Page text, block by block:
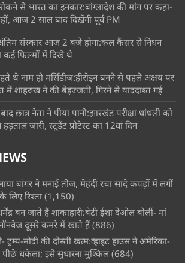
से भारत का इनकार:बांग्लादेश की मांग पर कहा-
आज 2 साल बाद दिखेंगी पूर्व PM
अंतिम संस्कार आज 2 बजे होगा:कल कैंसर से निधन
फिल्मों में दिखे थे
थे नाम हो मर्सिडीज:हीरोइन बनने से पहले अक्षय पर
में शाहरुख ने की बेइज्जती, गिरने से याददाश्त गई
छात्र नेता ने पीया पानी:झारखंड परीक्षा धांधली को
जारी, स्टूडेंट प्रोटेस्ट का 12वां दिन
बांगर ने मनाई तीज, मेहंदी रचा सादे कपड़ों में लगीं
लिए रिश्ता (1,150)
बन जाते हैं शाकाहारी:बेटी ईशा देओल बोलीं- मां
दूसरे कमरे में खाते हैं (886)
ट्रम्प-मोदी की दोस्ती खत्म:व्हाइट हाउस ने अमेरिका-
धकेला; इसे सुधारना मुश्किल (684)